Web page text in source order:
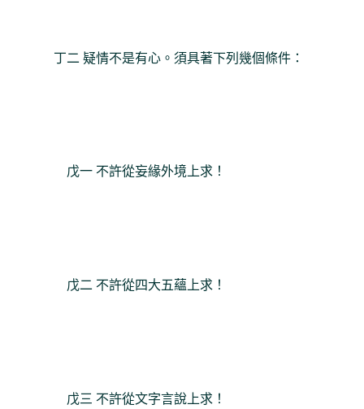
丁二 疑情不是有心。須具著下列幾個條件：
戊一 不許從妄緣外境上求！
戊二 不許從四大五蘊上求！
戊三 不許從文字言說上求！